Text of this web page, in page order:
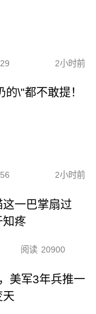
2小时前
\"都不敢提！
2小时前
一巴掌扇过
知疼
阅读 20900
美军3年兵推一
天